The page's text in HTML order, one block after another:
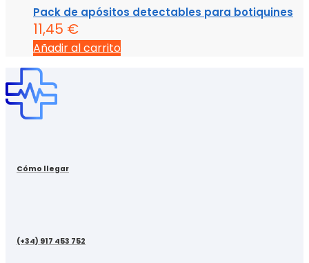
Pack de apósitos detectables para botiquines
11,45 €
Añadir al carrito
Cómo llegar
(+34) 917 453 752